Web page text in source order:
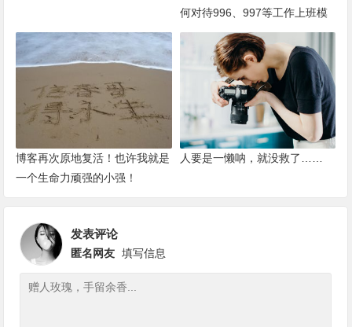
何对待996、997等工作上班模
式
博客再次原地复活！也许我就是
一个生命力顽强的小强！
人要是一懒呐，就没救了……
发表评论
匿名网友 填写信息